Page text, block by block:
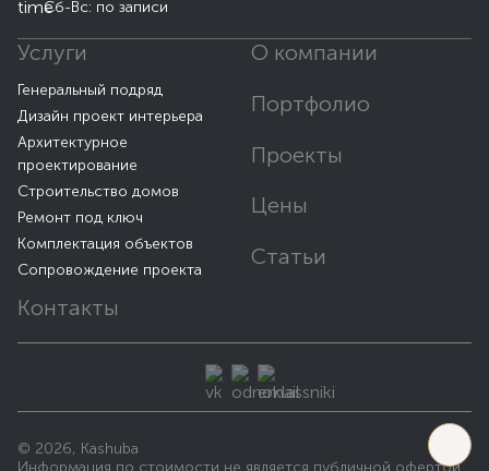
Сб-Вс: по записи
Услуги
Генеральный подряд
Дизайн проект интерьера
Архитектурное
проектирование
Строительство домов
Ремонт под ключ
Комплектация объектов
Сопровождение проекта
О компании
Портфолио
Проекты
Цены
Статьи
Контакты
© 2026, Kashuba
Информация по стоимости не является публичной офертой